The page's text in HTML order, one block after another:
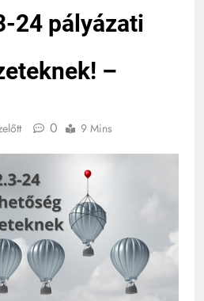
24 pályázati
–
0 9 Mins